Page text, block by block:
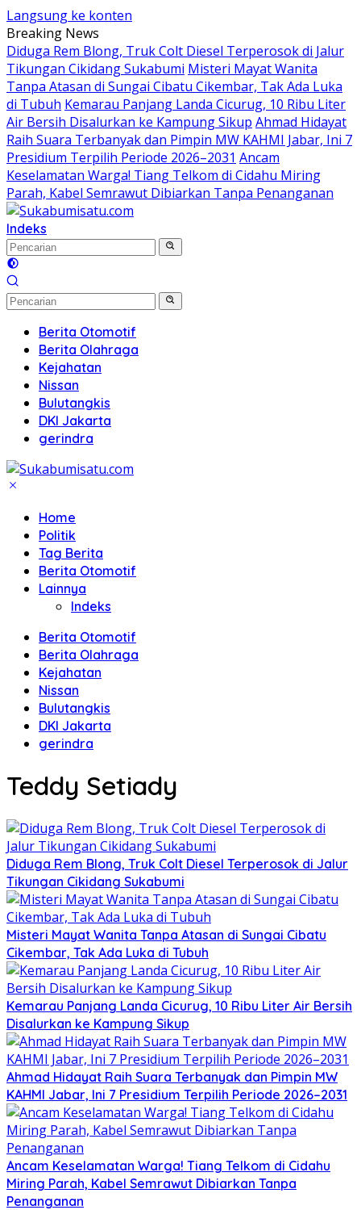
Langsung ke konten
Breaking News
Diduga Rem Blong, Truk Colt Diesel Terperosok di Jalur
Tikungan Cikidang Sukabumi Misteri Mayat Wanita
Tanpa Atasan di Sungai Cibatu Cikembar, Tak Ada Luka
di Tubuh Kemarau Panjang Landa Cicurug, 10 Ribu Liter
Air Bersih Disalurkan ke Kampung Sikup Ahmad Hidayat
Raih Suara Terbanyak dan Pimpin MW KAHMI Jabar, Ini 7
Presidium Terpilih Periode 2026–2031 Ancam
Keselamatan Warga! Tiang Telkom di Cidahu Miring
Parah, Kabel Semrawut Dibiarkan Tanpa Penanganan
Indeks
Berita Otomotif
Berita Olahraga
Kejahatan
Nissan
Bulutangkis
DKI Jakarta
gerindra
Home
Politik
Tag Berita
Berita Otomotif
Lainnya
Indeks
Berita Otomotif
Berita Olahraga
Kejahatan
Nissan
Bulutangkis
DKI Jakarta
gerindra
Teddy Setiady
Diduga Rem Blong, Truk Colt Diesel Terperosok di Jalur
Tikungan Cikidang Sukabumi
Misteri Mayat Wanita Tanpa Atasan di Sungai Cibatu
Cikembar, Tak Ada Luka di Tubuh
Kemarau Panjang Landa Cicurug, 10 Ribu Liter Air Bersih
Disalurkan ke Kampung Sikup
Ahmad Hidayat Raih Suara Terbanyak dan Pimpin MW
KAHMI Jabar, Ini 7 Presidium Terpilih Periode 2026–2031
Ancam Keselamatan Warga! Tiang Telkom di Cidahu
Miring Parah, Kabel Semrawut Dibiarkan Tanpa
Penanganan